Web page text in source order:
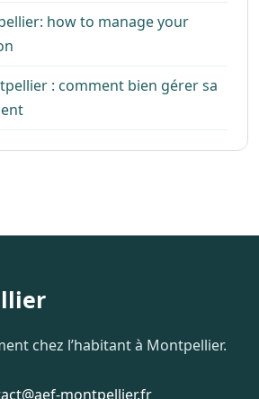
how to manage your
: comment bien gérer sa
chez l’habitant à Montpellier.
montpellier.fr